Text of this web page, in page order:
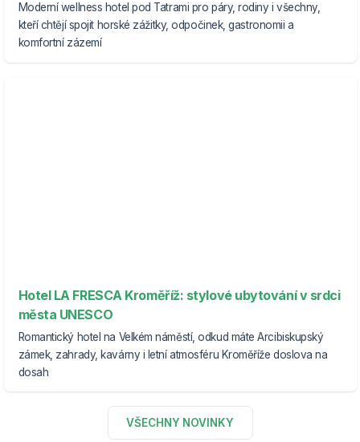
Moderní wellness hotel pod Tatrami pro páry, rodiny i všechny,
kteří chtějí spojit horské zážitky, odpočinek, gastronomii a
komfortní zázemí
Hotel LA FRESCA Kroměříž: stylové ubytování v srdci
města UNESCO
Romantický hotel na Velkém náměstí, odkud máte Arcibiskupský
zámek, zahrady, kavárny i letní atmosféru Kroměříže doslova na
dosah
VŠECHNY NOVINKY